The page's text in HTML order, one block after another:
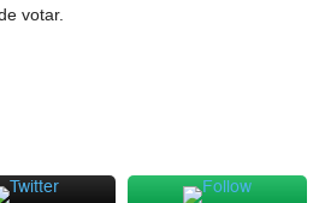
votar.